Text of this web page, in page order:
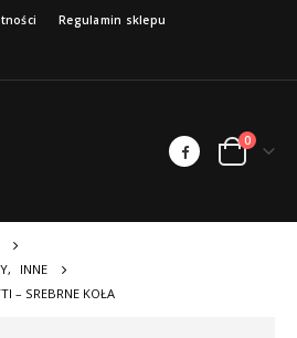
Regulamin sklepu
0
,
INNE
– SREBRNE KOŁA